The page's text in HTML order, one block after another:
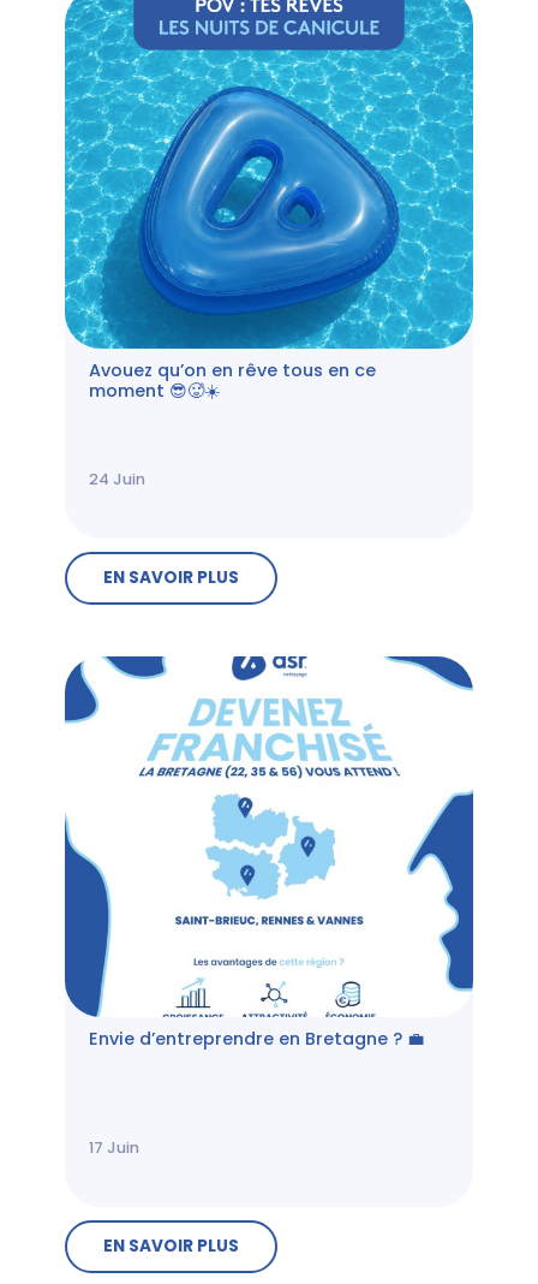
Avouez qu’on en rêve tous en ce
moment 😎🥵☀️
24 Juin
EN SAVOIR PLUS
Envie d’entreprendre en Bretagne ? 💼
17 Juin
EN SAVOIR PLUS